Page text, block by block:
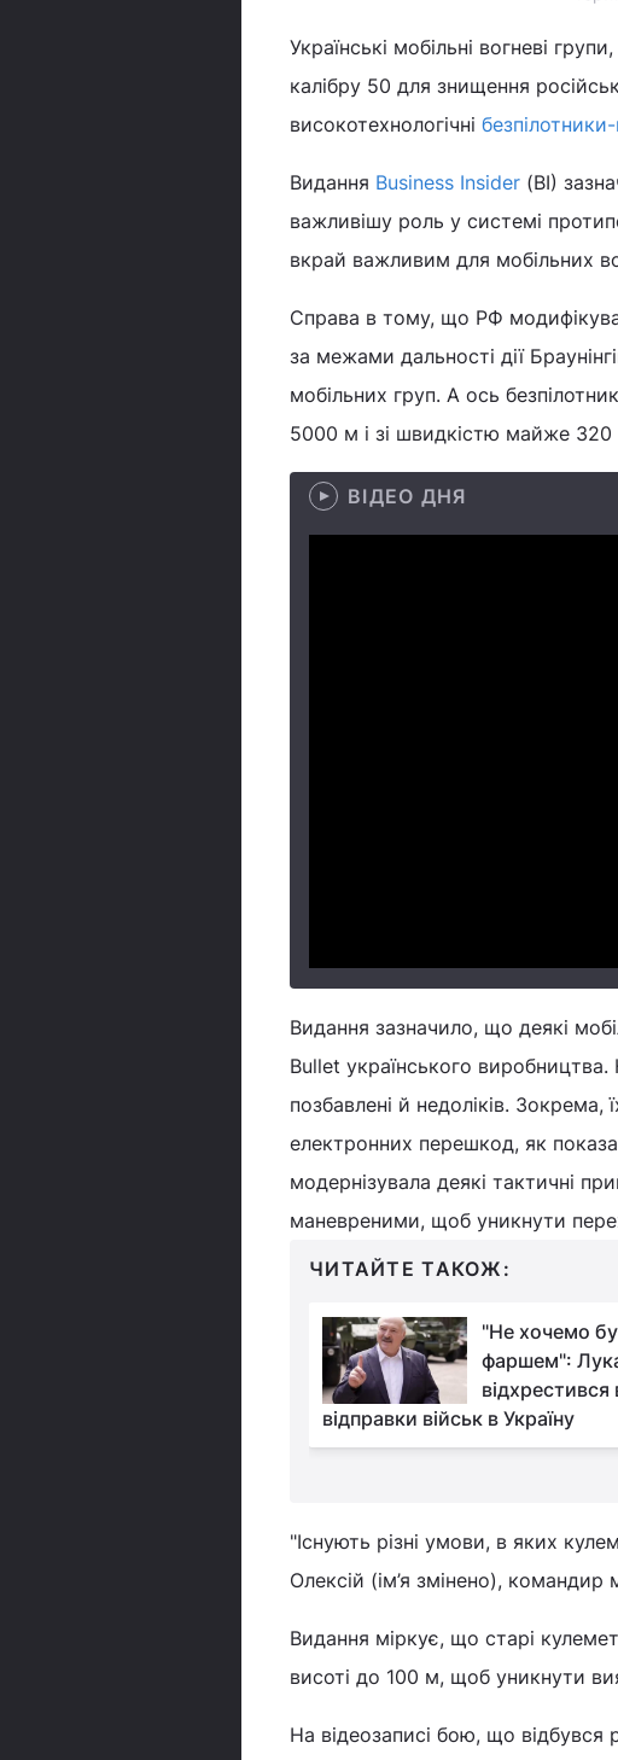
Українські мобільні вогневі
калібру 50 для знищення
високотехнологічні
Видання Business Insider (BI)
важливішу роль у системі
вкрай важливим для мобільних
Справа в тому, що РФ
за межами дальності дії
мобільних груп. А ось
5000 м і зі швидкістю майже 320
ВІДЕО ДНЯ
Видання зазначило, що деякі
Bullet українського
позбавлені й недоліків. Зокрема,
електронних перешкод, як
модернізувала деякі тактичні
маневреними, щоб уникнути
ЧИТАЙТЕ ТАКОЖ:
"Не хочемо
фаршем":
відхрестився
відправки військ в Україну
"Існують різні умови, в яких
Олексій (ім’я змінено), командир
Видання міркує, що старі
висоті до 100 м, щоб уникнути
На відеозаписі бою, що відбувся